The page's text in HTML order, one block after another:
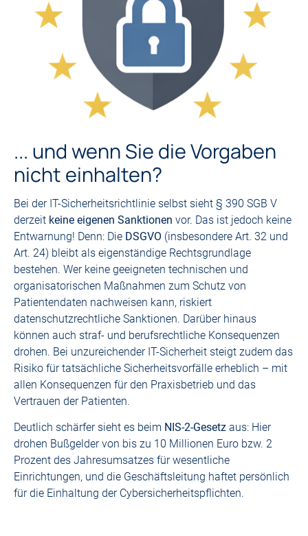
... und wenn Sie die Vorgaben
nicht einhalten?
Bei der IT-Sicherheitsrichtlinie selbst sieht § 390 SGB V
derzeit keine eigenen Sanktionen vor. Das ist jedoch keine
Entwarnung! Denn: Die DSGVO (insbesondere Art. 32 und
Art. 24) bleibt als eigenständige Rechtsgrundlage
bestehen. Wer keine geeigneten technischen und
organisatorischen Maßnahmen zum Schutz von
Patientendaten nachweisen kann, riskiert
datenschutzrechtliche Sanktionen. Darüber hinaus
können auch straf- und berufsrechtliche Konsequenzen
drohen. Bei unzureichender IT-Sicherheit steigt zudem das
Risiko für tatsächliche Sicherheitsvorfälle erheblich – mit
allen Konsequenzen für den Praxisbetrieb und das
Vertrauen der Patienten.
Deutlich schärfer sieht es beim NIS-2-Gesetz aus: Hier
drohen Bußgelder von bis zu 10 Millionen Euro bzw. 2
Prozent des Jahresumsatzes für wesentliche
Einrichtungen, und die Geschäftsleitung haftet persönlich
für die Einhaltung der Cybersicherheitspflichten.